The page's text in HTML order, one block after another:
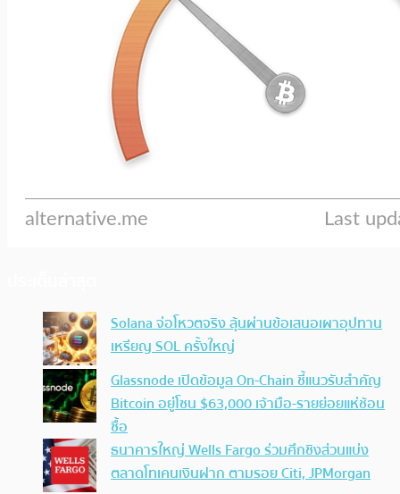
Solana จ่อโหวตจริง ลุ้นผ่านข้อเสนอเผาอุปทาน
เหรียญ SOL ครั้งใหญ่
Glassnode เปิดข้อมูล On-Chain ชี้แนวรับสำคัญ
Bitcoin อยู่โซน $63,000 เจ้ามือ-รายย่อยแห่ช้อน
ซื้อ
ธนาคารใหญ่ Wells Fargo ร่วมศึกชิงส่วนแบ่ง
ตลาดโทเคนเงินฝาก ตามรอย Citi, JPMorgan